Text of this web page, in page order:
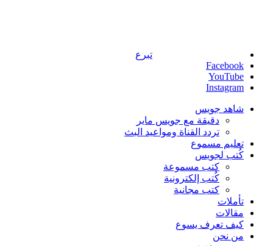
تبرع
Facebook
YouTube
Instagram
شاهد جويس
دقيقة مع جويس ماير
تردد القناة ومواعيد البث
تعليم مسموع
كُتب لجويس
كتب مسموعة
كُتب إلكترونية
كتب مجانية
تأملات
مقالات
كيف تعرف يسوع
من نحن